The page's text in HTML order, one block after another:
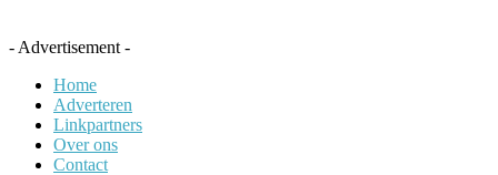
- Advertisement -
Home
Adverteren
Linkpartners
Over ons
Contact